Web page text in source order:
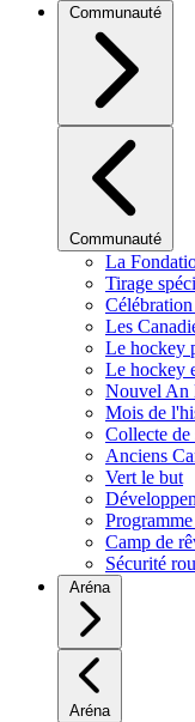
Communauté
Communauté
La
Tirage
Célébration
Les
Le hockey
Le hockey
Nouvel An
Mois de
Collecte de
Anciens
Vert le but
Camp de
Sécurité
Aréna
Aréna